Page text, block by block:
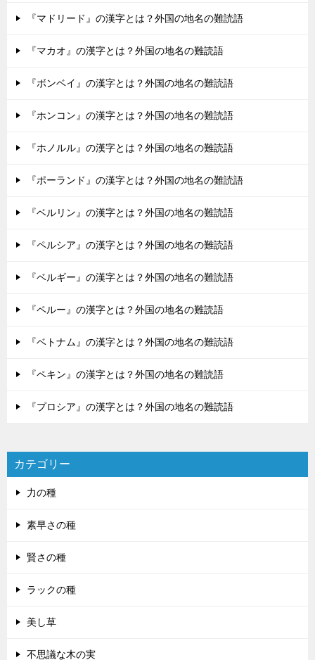
『マドリード』の漢字とは？外国の地名の難読語
『マカオ』の漢字とは？外国の地名の難読語
『ボンベイ』の漢字とは？外国の地名の難読語
『ホンコン』の漢字とは？外国の地名の難読語
『ホノルル』の漢字とは？外国の地名の難読語
『ポーランド』の漢字とは？外国の地名の難読語
『ベルリン』の漢字とは？外国の地名の難読語
『ペルシア』の漢字とは？外国の地名の難読語
『ベルギー』の漢字とは？外国の地名の難読語
『ペルー』の漢字とは？外国の地名の難読語
『ベトナム』の漢字とは？外国の地名の難読語
『ペキン』の漢字とは？外国の地名の難読語
『プロシア』の漢字とは？外国の地名の難読語
カテゴリー
力の種
素早さの種
賢さの種
ラックの種
美し草
不思議な木の実